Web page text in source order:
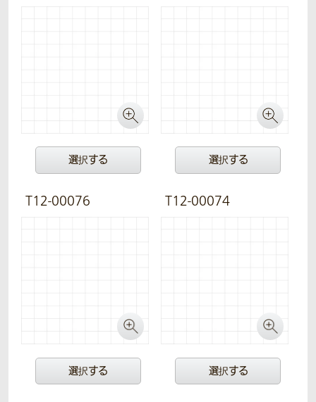
選択する 選択する
T12-00076
選択する
T12-00074
選択する